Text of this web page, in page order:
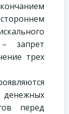
запрет
трех
перед